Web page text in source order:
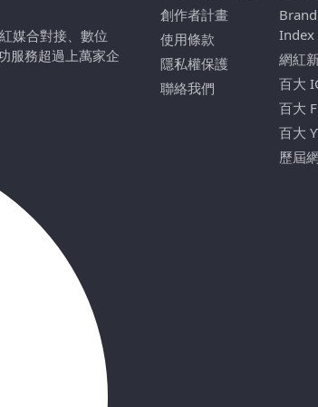
媒合對接、數位
服務超過上萬家企
創作者計畫
使用條款
隱私權保護
聯絡我們
Index
網紅
百大
百大
百大
歷屆